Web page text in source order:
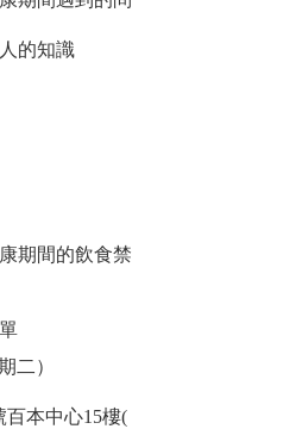
的知識
期間的飲食禁
二）
百本中心15樓(